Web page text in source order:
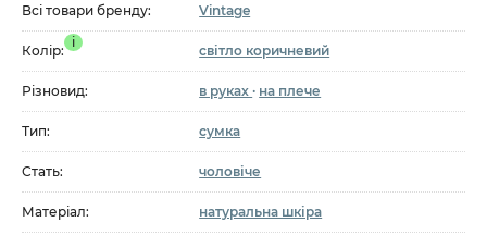
Всі товари бренду: Vintage
Колір:
i
світло коричневий
Різновид: в руках· на плече
Тип: сумка
Стать: чоловіче
Матеріал: натуральна шкіра